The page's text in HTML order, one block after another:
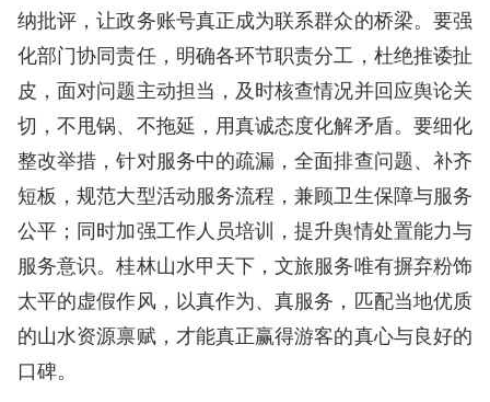
纳批评，让政务账号真正成为联系群众的桥梁。要强
化部门协同责任，明确各环节职责分工，杜绝推诿扯
皮，面对问题主动担当，及时核查情况并回应舆论关
切，不甩锅、不拖延，用真诚态度化解矛盾。要细化
整改举措，针对服务中的疏漏，全面排查问题、补齐
短板，规范大型活动服务流程，兼顾卫生保障与服务
公平；同时加强工作人员培训，提升舆情处置能力与
服务意识。桂林山水甲天下，文旅服务唯有摒弃粉饰
太平的虚假作风，以真作为、真服务，匹配当地优质
的山水资源禀赋，才能真正赢得游客的真心与良好的
口碑。